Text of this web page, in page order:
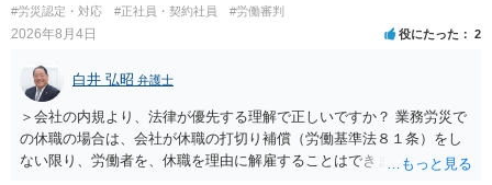
基法16条で無効となる余地があり、そうでなくても、金額が事務所の
損害と比べて過大なら無効や減額が争点になります。 ・契約前の修正
交渉は一般的です。 交渉の方向としては、上限額を設ける、実損害ベ
ースにする、算定根拠を明確化する、違約金ではなく「合理的な実
費・未回収費用のみ」に限定する、などが典型です。 ・弁護士に契約
前に契約書の内容をレビューしてもらう価値は十分にあると思われま
す。 争点は、契約類型が雇用か業務委託か、実態として労働者性があ
るか、解除事由が双方にどう定められているか、違約金の算定根拠が
#労災認定・対応 #正社員・契約社員 #労働審判
2026年8月4日 役にたった 2
白井 弘昭 弁護士
＞会社の内規より、法律が優先する理解で正しいですか？ 業務労災で
の休職の場合は、会社が休職の打切り補償（労働基準法８１条）をし
ない限り、労働者を、休職を理由に解雇することはできません（労働